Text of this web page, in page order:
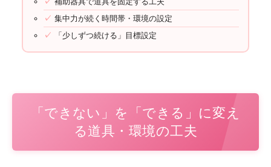
集中力が続く時間帯・環境の設定
「少しずつ続ける」目標設定
「できない」を「できる」に変え
る道具・環境の工夫